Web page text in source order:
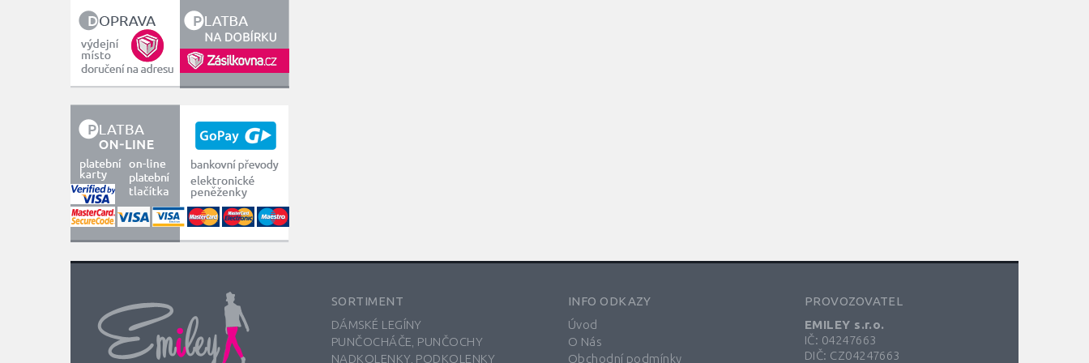
SORTIMENT
DÁMSKÉ LEGÍNY
PUNČOCHÁČE, PUNČOCHY
NADKOLENKY, PODKOLENKY
INFO ODKAZY
Úvod
O Nás
Obchodní podmínky
PROVOZOVATEL
EMILEY s.r.o.
IČ: 04247663
DIČ: CZ04247663